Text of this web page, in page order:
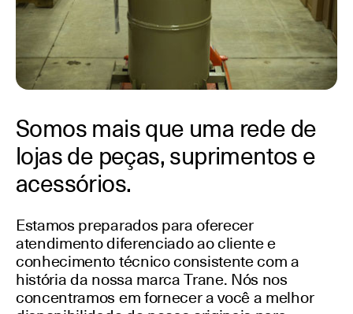
Somos mais que uma rede de
lojas de peças, suprimentos e
acessórios.
Estamos preparados para oferecer
atendimento diferenciado ao cliente e
conhecimento técnico consistente com a
história da nossa marca Trane. Nós nos
concentramos em fornecer a você a melhor